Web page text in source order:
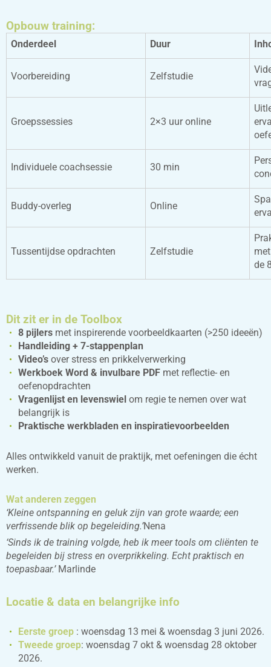
Opbouw training:
Onderdeel Duur
Voorbereiding Zelfstudie
Groepssessies 2×3 uur online
Individuele coachsessie 30 min
Buddy-overleg Online
Tussentijdse opdrachten Zelfstudie
de
Dit zit er in de Toolbox
8 pijlers met inspirerende voorbeeldkaarten (>250 ideeën)
Handleiding + 7-stappenplan
Video’s over stress en prikkelverwerking
Werkboek Word & invulbare PDF met reflectie- en
oefenopdrachten
Vragenlijst en levenswiel om regie te nemen over wat
belangrijk is
Praktische werkbladen en inspiratievoorbeelden
Alles ontwikkeld vanuit de praktijk, met oefeningen die écht
werken.
Wat anderen zeggen
‘Kleine ontspanning en geluk zijn van grote waarde; een
verfrissende blik op begeleiding.’Nena
‘Sinds ik de training volgde, heb ik meer tools om cliënten te
begeleiden bij stress en overprikkeling. Echt praktisch en
toepasbaar.’Marlinde
Locatie & data en belangrijke info
Eerste groep : woensdag 13 mei & woensdag 3 juni 2026.
Tweede groep: woensdag 7 okt & woensdag 28 oktober
2026.